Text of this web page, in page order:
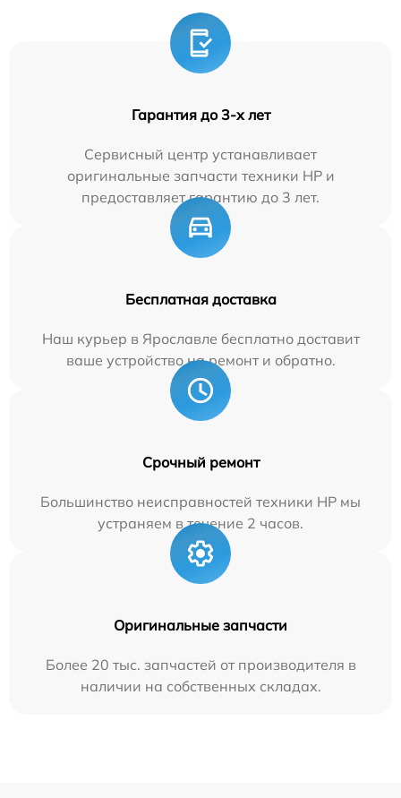
Гарантия до 3-х лет
Сервисный центр устанавливает
оригинальные запчасти техники HP и
предоставляет гарантию до 3 лет.
Бесплатная доставка
Наш курьер в Ярославле бесплатно доставит
ваше устройство на ремонт и обратно.
Срочный ремонт
Большинство неисправностей техники HP мы
устраняем в течение 2 часов.
Оригинальные запчасти
Более 20 тыс. запчастей от производителя в
наличии на собственных складах.